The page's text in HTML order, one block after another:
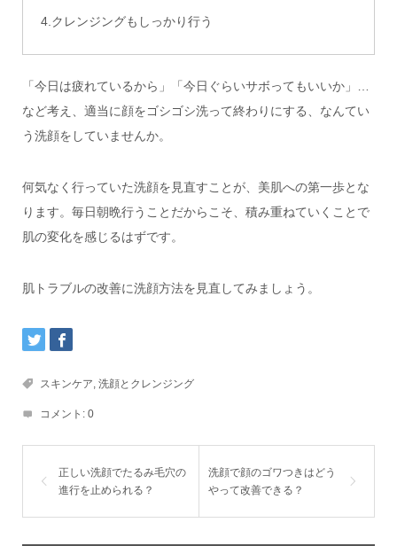
4.クレンジングもしっかり行う
「今日は疲れているから」「今日ぐらいサボってもいいか」…
など考え、適当に顔をゴシゴシ洗って終わりにする、なんてい
う洗顔をしていませんか。
何気なく行っていた洗顔を見直すことが、美肌への第一歩とな
ります。毎日朝晩行うことだからこそ、積み重ねていくことで
肌の変化を感じるはずです。
肌トラブルの改善に洗顔方法を見直してみましょう。
スキンケア, 洗顔とクレンジング
コメント: 0
正しい洗顔でたるみ毛穴の
進行を止められる？
洗顔で顔のゴワつきはどう
やって改善できる？